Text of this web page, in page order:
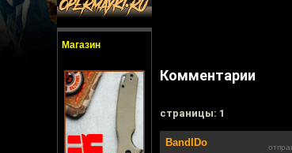
Магазин
Комментарии
cтраницы: 1
BandIDo